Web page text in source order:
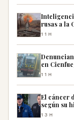
rusas a la
11H
en
11H
El cáncer
según su
13H